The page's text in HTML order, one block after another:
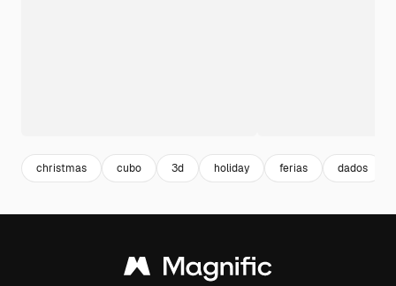
christmas cubo 3d holiday ferias dados